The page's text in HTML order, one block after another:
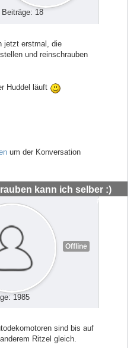
Beiträge: 18
jetzt erstmal, die
und reinschrauben
Huddel läuft
um der Konversation
kann ich selber :)
#48561
Offline
1985
sind bis auf
Ritzel gleich.